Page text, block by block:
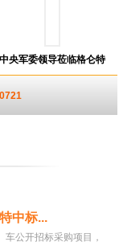
中央军委领导莅临格仑特
中标...
公开招标采购项目，